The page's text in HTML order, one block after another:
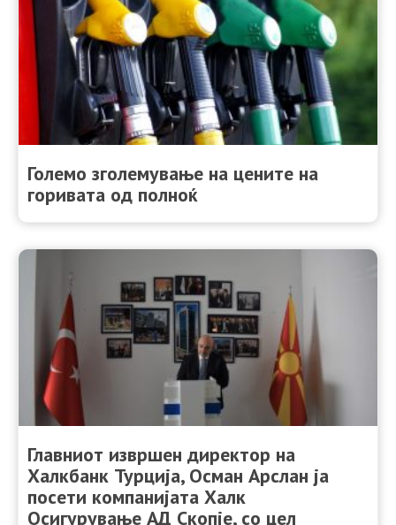
Големо зголемување на цените на
горивата од полноќ
Главниот извршен директор на
Халкбанк Турција, Осман Арслан ја
посети компанијата Халк
Осигурување АД Скопје, со цел